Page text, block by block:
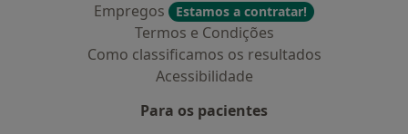
Empregos
Estamos a contratar!
Termos e Condições
Como classificamos os resultados
Acessibilidade
Para os pacientes